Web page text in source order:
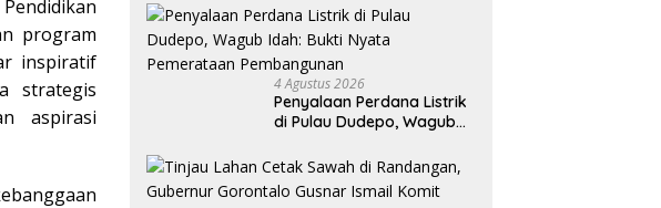
program
inspiratif
strategis
aspirasi
4 Agustus 2026
Penyalaan Perdana Listrik
di Pulau Dudepo, Wagub
Pemerataan
Pembangunan